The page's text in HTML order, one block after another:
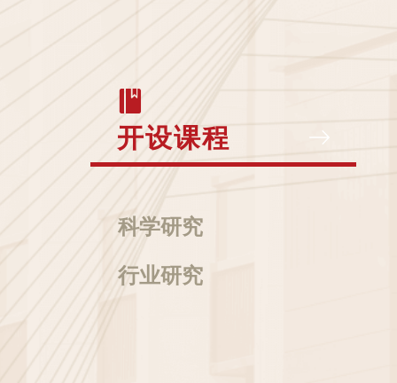
开设课程
科学研究
行业研究